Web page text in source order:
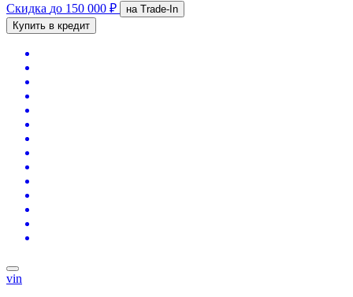
Скидка до 150 000 ₽
на Trade-In
Купить в кредит
vin